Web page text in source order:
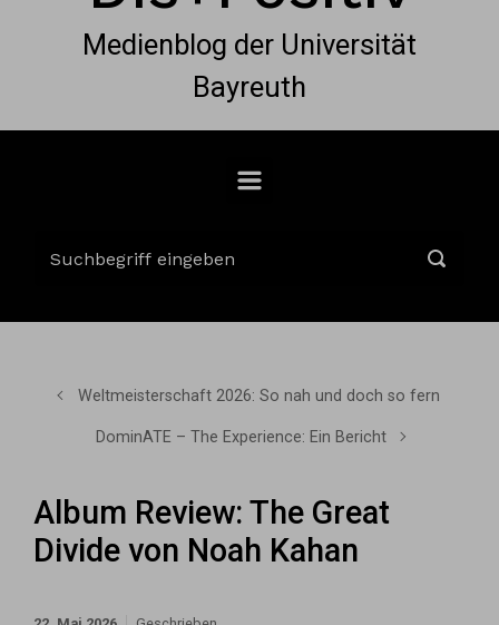
Medienblog der Universität
Bayreuth
Weltmeisterschaft 2026: So nah und doch so fern
DominATE – The Experience: Ein Bericht
Album Review: The Great
Divide von Noah Kahan